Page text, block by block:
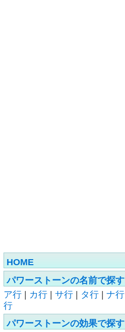
HOME
パワーストーンの名前で探す
ア行
カ行 サ行 タ行 ナ行
行
パワーストーンの効果で探す